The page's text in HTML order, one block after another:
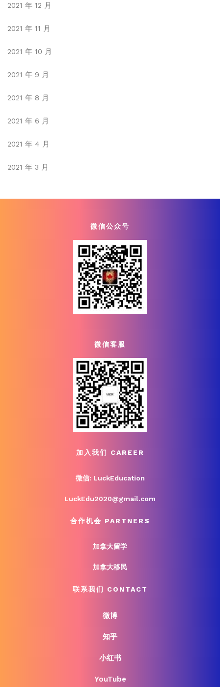
2021 年 12 月
2021 年 11 月
2021 年 10 月
2021 年 9 月
2021 年 8 月
2021 年 6 月
2021 年 4 月
2021 年 3 月
微信公众号
微信客服
加入我们 CAREER
微信: LuckEducation
LuckEdu2020@gmail.com
合作机会 PARTNERS
加拿大留学
加拿大移民
联系我们 CONTACT
微博
知乎
小红书
YouTube